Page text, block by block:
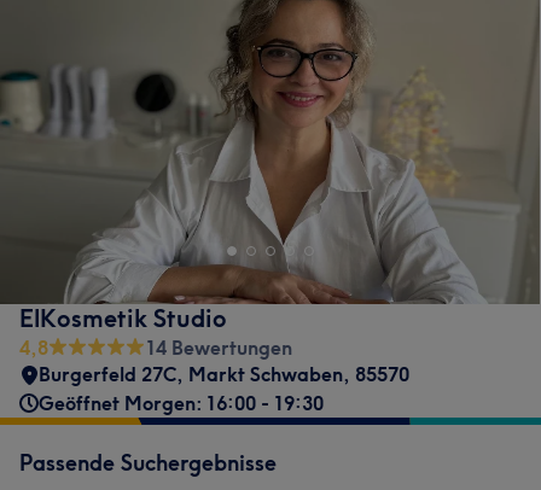
ElKosmetik Studio
4,8
14 Bewertungen
Burgerfeld 27C, Markt Schwaben, 85570
Geöffnet Morgen: 16:00 - 19:30
Passende Suchergebnisse